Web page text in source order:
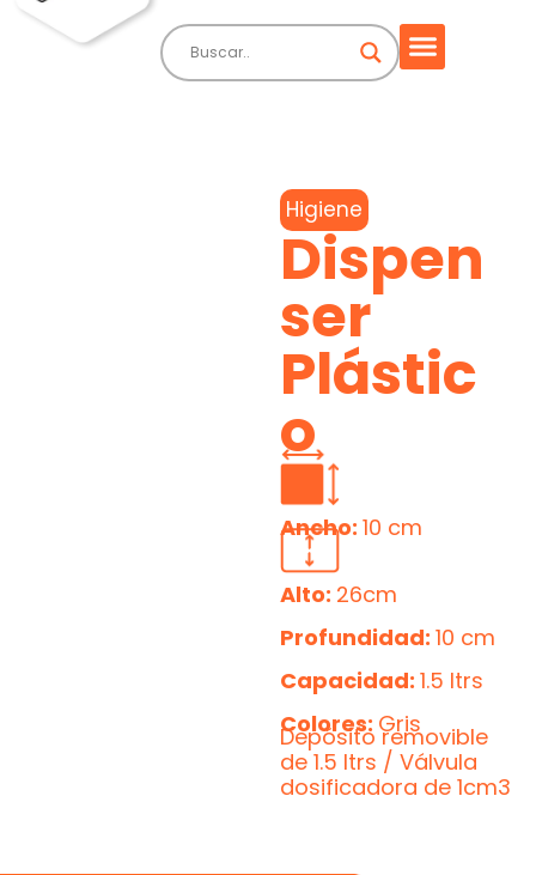
Higiene
Dispen
ser
Plástic
o
Ancho: 10 cm
Alto: 26cm
Profundidad: 10 cm
Capacidad: 1.5 ltrs
Colores: Gris
Depósito removible
de 1.5 ltrs / Válvula
dosificadora de 1cm3